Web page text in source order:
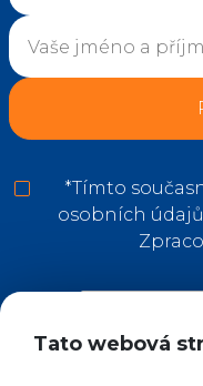
Tato webová
*Tímto
osobních